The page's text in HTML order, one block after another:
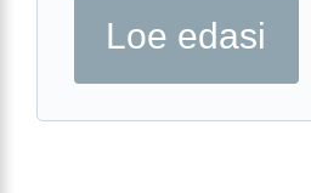
Loe edasi